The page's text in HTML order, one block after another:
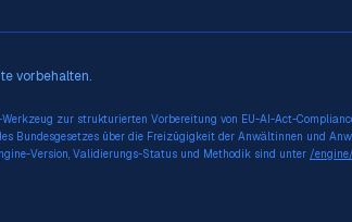
vorbehalten.
zur strukturierten Vorbereitung von EU-AI-Act-
Bundesgesetzes über die Freizügigkeit der Anwältinnen und
Version, Validierungs-Status und Methodik sind unter /